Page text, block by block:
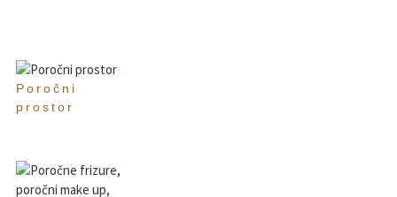
Poročni
prostor